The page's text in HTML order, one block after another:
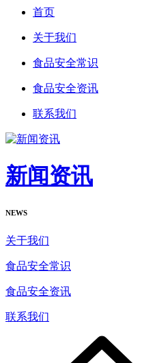
首页
关于我们
食品安全常识
食品安全资讯
联系我们
新闻资讯
NEWS
关于我们
食品安全常识
食品安全资讯
联系我们